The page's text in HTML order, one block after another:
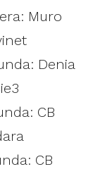
Muro
Denia
CB
CB